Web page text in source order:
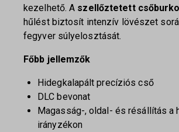
kezelhető. A szellőztetett
hűlést biztosít intenzív lövészet
fegyver súlyelosztását.
Főbb jellemzők
Hidegkalapált precíziós cső
DLC bevonat
Magasság-, oldal- és résállítás a
irányzékon